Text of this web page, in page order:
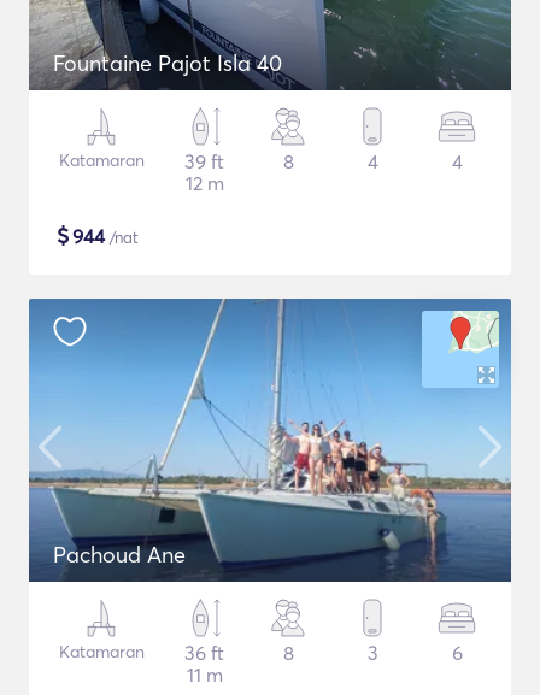
Fountaine Pajot Isla 40
Katamaran
39 ft
12 m
8 4 4
$944/nat
Pachoud Ane
Katamaran
36 ft
11 m
8 3 6